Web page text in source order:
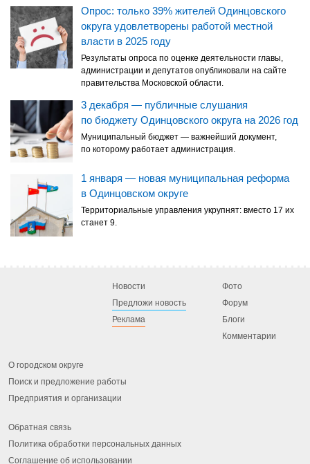
Опрос: только 39% жителей Одинцовского
округа удовлетворены работой местной
власти в 2025 году
Результаты опроса по оценке деятельности главы,
администрации и депутатов опубликовали на сайте
правительства Московской области.
3 декабря — публичные слушания
по бюджету Одинцовского округа на 2026 год
Муниципальный бюджет — важнейший документ,
по которому работает администрация.
1 января — новая муниципальная реформа
в Одинцовском округе
Территориальные управления укрупнят: вместо 17 их
станет 9.
Новости
Предложи новость
Реклама
Фото
Форум
Блоги
Комментарии
О городском округе
Поиск и предложение работы
Предприятия и организации
Обратная связь
Политика обработки персональных данных
Соглашение об использовании